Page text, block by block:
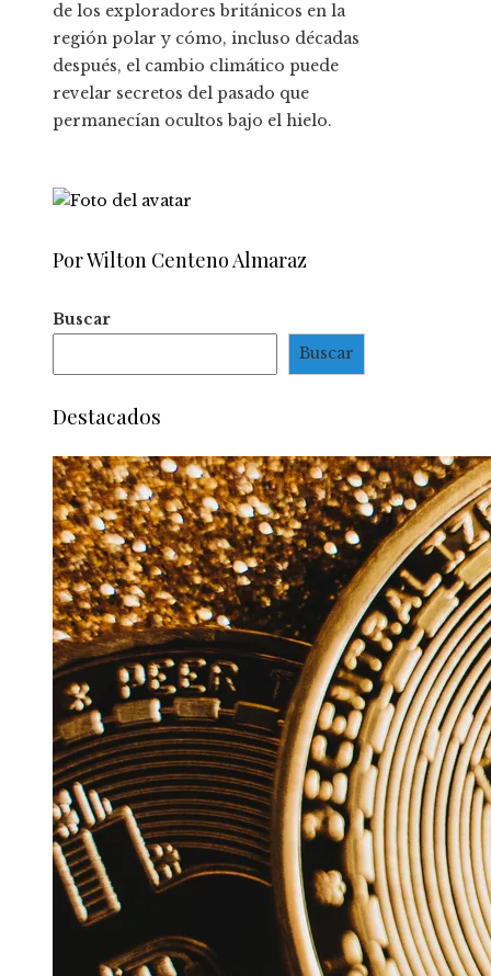
de los exploradores británicos en la
región polar y cómo, incluso décadas
después, el cambio climático puede
revelar secretos del pasado que
permanecían ocultos bajo el hielo.
Por Wilton Centeno Almaraz
Buscar
Buscar
Destacados